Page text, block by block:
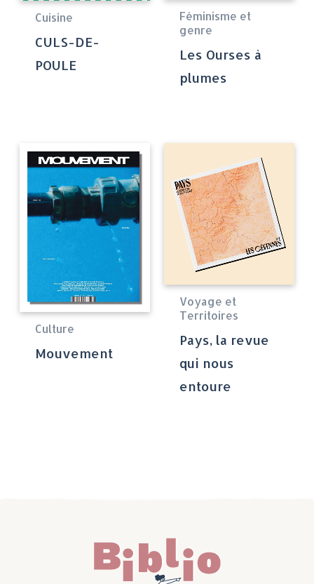
Cuisine
CULS-DE-
POULE
Féminisme et
genre
Les Ourses à
plumes
Culture
Mouvement
Voyage et
Territoires
Pays, la revue
qui nous
entoure